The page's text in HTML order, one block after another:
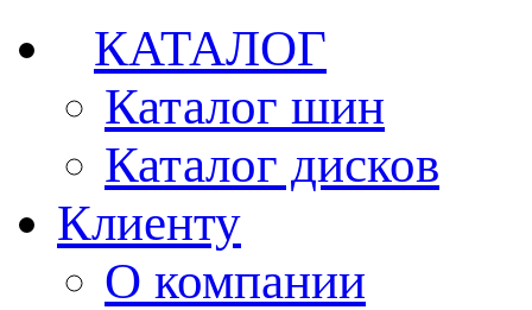
КАТАЛОГ
Каталог шин
Каталог дисков
Клиенту
О компании